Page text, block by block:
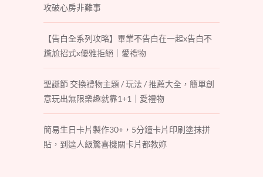
攻破心房非難事
【告白全系列攻略】畢業不告白在一起x告白不
尷尬招式x優雅拒絕｜愛禮物
聖誕節 交換禮物主題 / 玩法 / 推薦大全，簡單創
意玩出無限樂趣就靠1+1｜愛禮物
簡易生日卡片製作30+，5分鐘卡片印刷塗抹拼
貼，到達人級驚喜機關卡片都教妳